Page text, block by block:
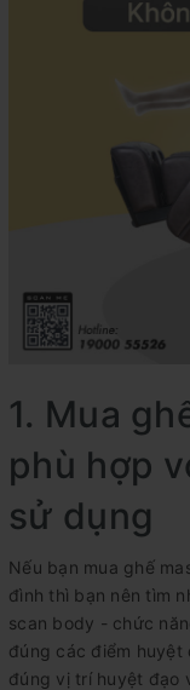
1. Mua
phù hợp
sử dụng
Nếu bạn mua ghế
đình thì bạn nên tìm
scan body - chức
đúng các điểm huyệt
đúng vị trí huyệt đạo